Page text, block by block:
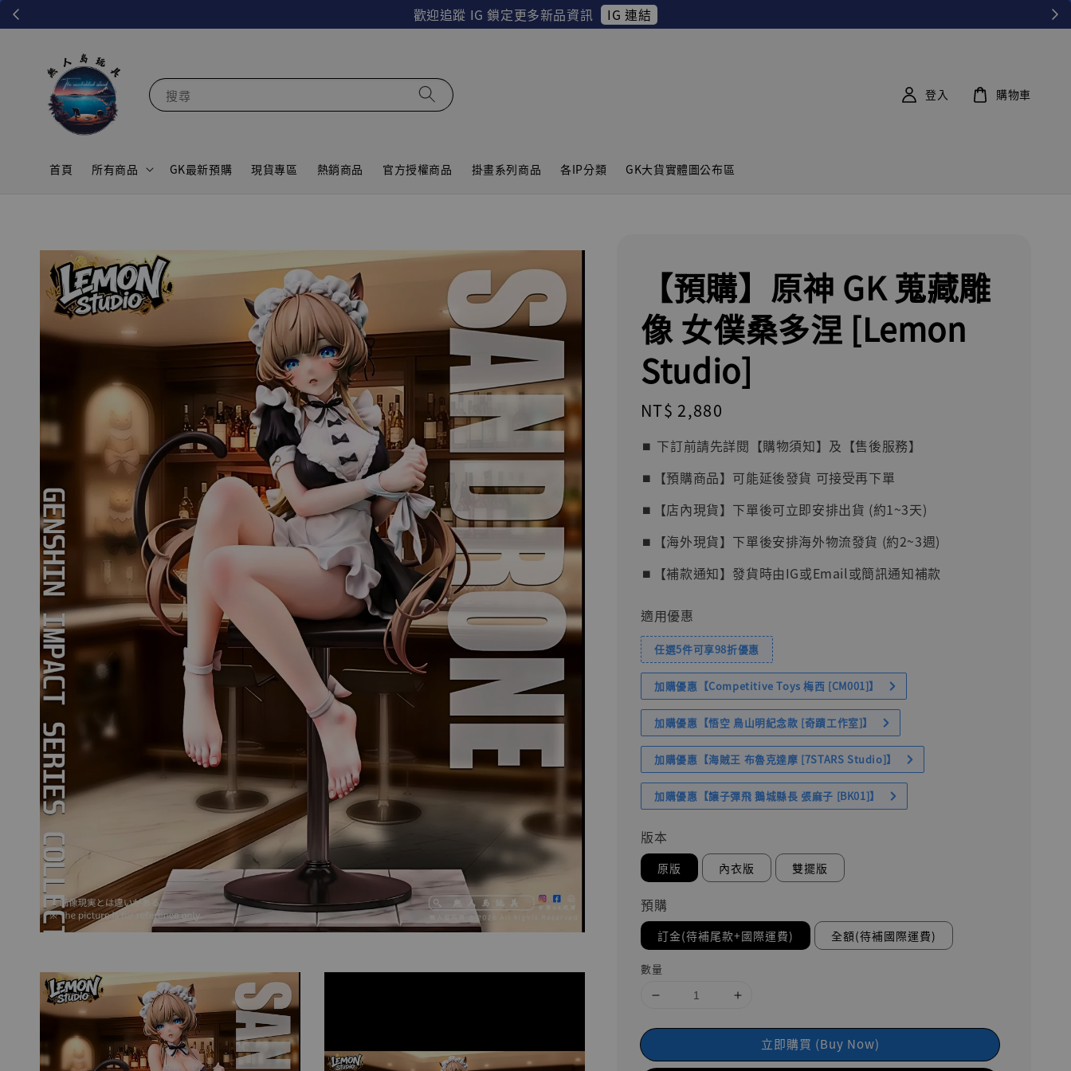
歡迎追蹤 IG 鎖定更多新品資訊 IG 連結
搜尋
首頁 所有商品 GK最新預購 現貨專區 熱銷商品 官方授權商品 掛畫系列商品 各IP分類 GK大貨實體圖公布區
登入 購物車
【預購】原神 GK 蒐藏雕
像 女僕桑多涅 [Lemon
Studio]
Regular
price
NT$ 2,880
⏹︎ 下訂前請先詳閱【購物須知】及【售後服務】
⏹︎【預購商品】可能延後發貨 可接受再下單
⏹︎【店內現貨】下單後可立即安排出貨 (約1~3天)
⏹︎【海外現貨】下單後安排海外物流發貨 (約2~3週)
⏹︎【補款通知】發貨時由IG或Email或簡訊通知補款
適用優惠
任選5件可享98折優惠
加購優惠【Competitive Toys 梅西 [CM001]】
加購優惠【悟空 鳥山明紀念款 [奇蹟工作室]】
加購優惠【海賊王 布魯克達摩 [7STARS Studio]】
加購優惠【讓子彈飛 鵝城縣長 張麻子 [BK01]】
版本
原版 內衣版 雙擺版
預購
訂金(待補尾款+國際運費) 全額(待補國際運費)
數量
立即購買 (Buy Now)